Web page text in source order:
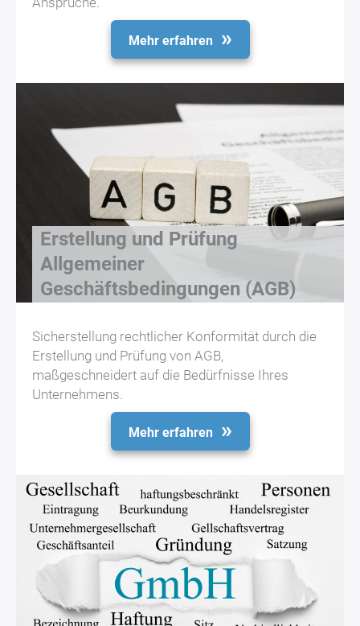
Mehr erfahren
Erstellung und Prüfung
Allgemeiner
Geschäftsbedingungen (AGB)
Sicherstellung rechtlicher Konformität durch die
Erstellung und Prüfung von AGB,
maßgeschneidert auf die Bedürfnisse Ihres
Unternehmens.
Mehr erfahren